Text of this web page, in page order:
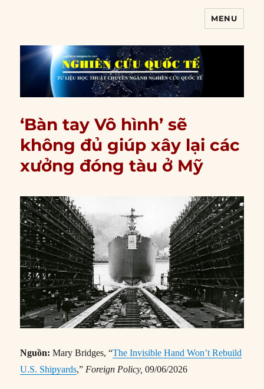
MENU
‘Bàn tay Vô hình’ sẽ
không đủ giúp xây lại các
xưởng đóng tàu ở Mỹ
Nguồn: Mary Bridges, “The Invisible Hand Won’t Rebuild
U.S. Shipyards,” Foreign Policy,09/06/2026